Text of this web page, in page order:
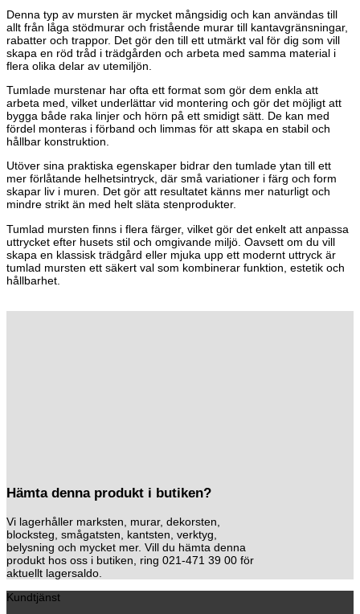
Denna typ av mursten är mycket mångsidig och kan användas till
allt från låga stödmurar och fristående murar till kantavgränsningar,
rabatter och trappor. Det gör den till ett utmärkt val för dig som vill
skapa en röd tråd i trädgården och arbeta med samma material i
flera olika delar av utemiljön.
Tumlade murstenar har ofta ett format som gör dem enkla att
arbeta med, vilket underlättar vid montering och gör det möjligt att
bygga både raka linjer och hörn på ett smidigt sätt. De kan med
fördel monteras i förband och limmas för att skapa en stabil och
hållbar konstruktion.
Utöver sina praktiska egenskaper bidrar den tumlade ytan till ett
mer förlåtande helhetsintryck, där små variationer i färg och form
skapar liv i muren. Det gör att resultatet känns mer naturligt och
mindre strikt än med helt släta stenprodukter.
Tumlad mursten finns i flera färger, vilket gör det enkelt att anpassa
uttrycket efter husets stil och omgivande miljö. Oavsett om du vill
skapa en klassisk trädgård eller mjuka upp ett modernt uttryck är
tumlad mursten ett säkert val som kombinerar funktion, estetik och
hållbarhet.
Hämta denna produkt i butiken?
Vi lagerhåller marksten, murar, dekorsten,
blocksteg, smågatsten, kantsten, verktyg,
belysning och mycket mer. Vill du hämta denna
produkt hos oss i butiken, ring 021-471 39 00 för
aktuellt lagersaldo.
Kundtjänst